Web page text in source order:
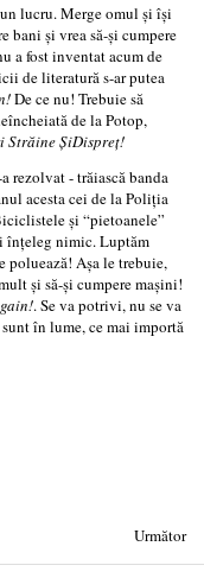
Merge omul şi îşi
bani şi vrea să-şi cumpere
a fost inventat acum de
de literatură s-ar putea
De ce nu! Trebuie să
de la Potop,
Străine ŞiDispreţ!
- trăiască banda
acesta cei de la Poliţia
şi “pietoanele”
înţeleg nimic. Luptăm
poluează! Aşa le trebuie,
şi să-şi cumpere maşini!
. Se va potrivi, nu se va
în lume, ce mai importă
Următor